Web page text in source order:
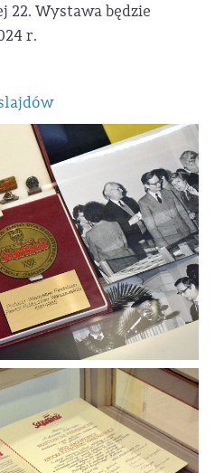
Wystawa będzie
r.